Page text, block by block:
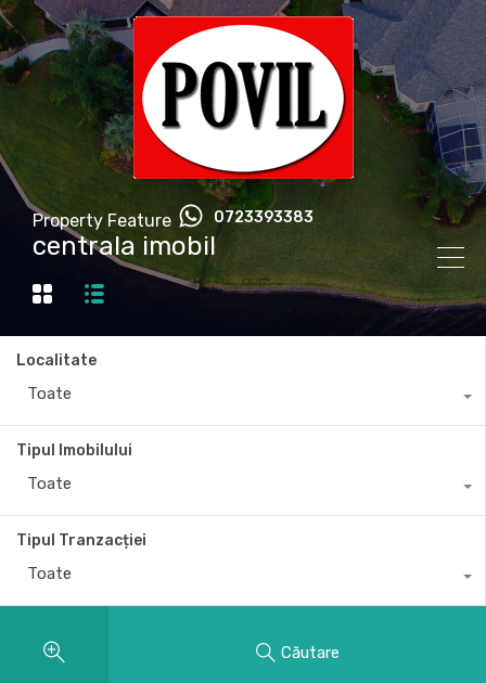
0723393383
Property Feature
centrala imobil
Localitate
Toate
Tipul Imobilului
Toate
Tipul Tranzacției
Toate
Căutare